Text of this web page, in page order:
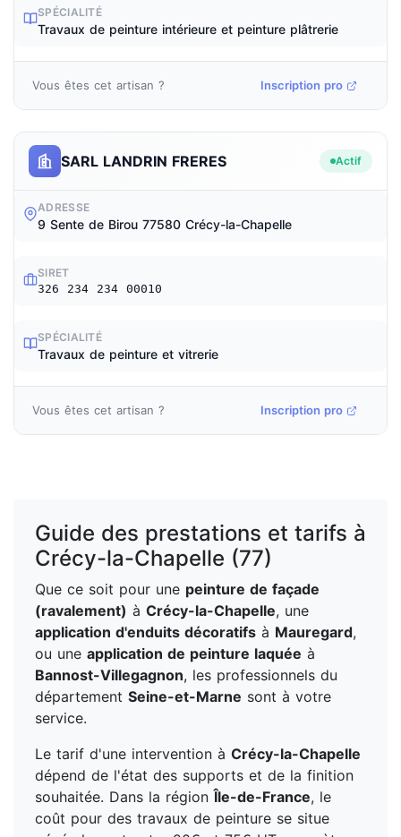
SPÉCIALITÉ
Travaux de peinture intérieure et peinture plâtrerie
Vous êtes cet artisan ? Inscription pro
SARL LANDRIN FRERES Actif
ADRESSE
9 Sente de Birou 77580 Crécy-la-Chapelle
SIRET
326 234 234 00010
SPÉCIALITÉ
Travaux de peinture et vitrerie
Vous êtes cet artisan ? Inscription pro
Guide des prestations et tarifs à
Crécy-la-Chapelle (77)
Que ce soit pour une peinture de façade
(ravalement) à Crécy-la-Chapelle, une
application d'enduits décoratifs à Mauregard,
ou une application de peinture laquée à
Bannost-Villegagnon, les professionnels du
département Seine-et-Marne sont à votre
service.
Le tarif d'une intervention à Crécy-la-Chapelle
dépend de l'état des supports et de la finition
souhaitée. Dans la régionÎle-de-France, le
coût pour des travaux de peinture se situe